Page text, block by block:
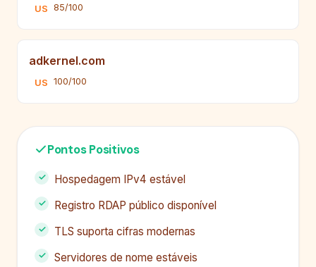
US 85/100
adkernel.com
US 100/100
Pontos Positivos
Hospedagem IPv4 estável
Registro RDAP público disponível
TLS suporta cifras modernas
Servidores de nome estáveis